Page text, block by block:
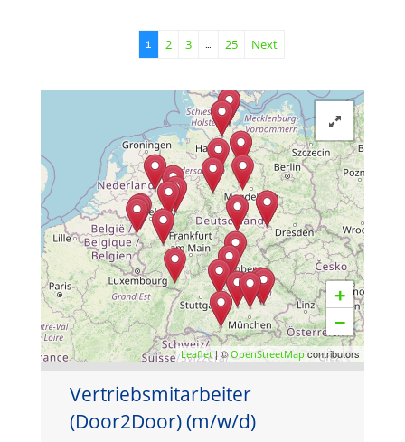
1 2 3 … 25 Next
+
−
Leaflet| ©OpenStreetMap contributors
Vertriebsmitarbeiter
(Door2Door) (m/w/d)